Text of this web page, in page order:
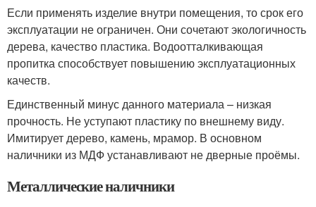
Если применять изделие внутри помещения, то срок его
эксплуатации не ограничен. Они сочетают экологичность
дерева, качество пластика. Водоотталкивающая
пропитка способствует повышению эксплуатационных
качеств.
Единственный минус данного материала – низкая
прочность. Не уступают пластику по внешнему виду.
Имитирует дерево, камень, мрамор. В основном
наличники из МДФ устанавливают не дверные проёмы.
Металлические наличники